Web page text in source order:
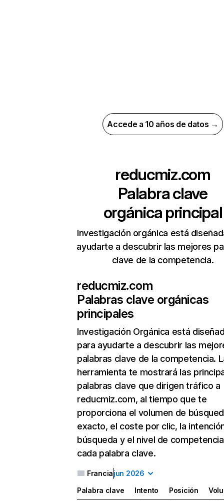
Accede a 10 años de datos →
reducmiz.com
Palabra clave
orgánica principal
Investigación orgánica está
ayudarte a descubrir las mejores
clave de la competencia.
reducmiz.com
Palabras clave orgánicas
principales
Investigación Orgánica está
para ayudarte a descubrir las
palabras clave de la competencia.
herramienta te mostrará las
palabras clave que dirigen tráfico a
reducmiz.com, al tiempo que te
proporciona el volumen de
exacto, el coste por clic, la
búsqueda y el nivel de
cada palabra clave.
Franciajun 2026
Palabra clave Intento Posición